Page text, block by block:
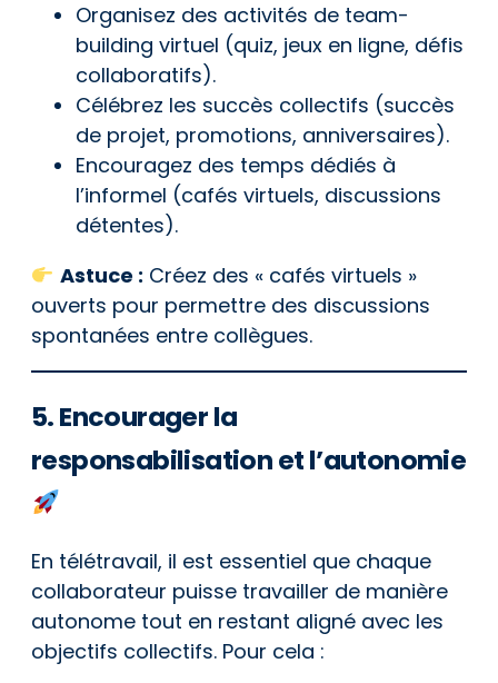
Organisez des activités de team-
building virtuel (quiz, jeux en ligne, défis
collaboratifs).
Célébrez les succès collectifs (succès
de projet, promotions, anniversaires).
Encouragez des temps dédiés à
l’informel (cafés virtuels, discussions
détentes).
Astuce : Créez des « cafés virtuels »
ouverts pour permettre des discussions
spontanées entre collègues.
5. Encourager la
responsabilisation et l’autonomie
En télétravail, il est essentiel que chaque
collaborateur puisse travailler de manière
autonome tout en restant aligné avec les
objectifs collectifs. Pour cela :